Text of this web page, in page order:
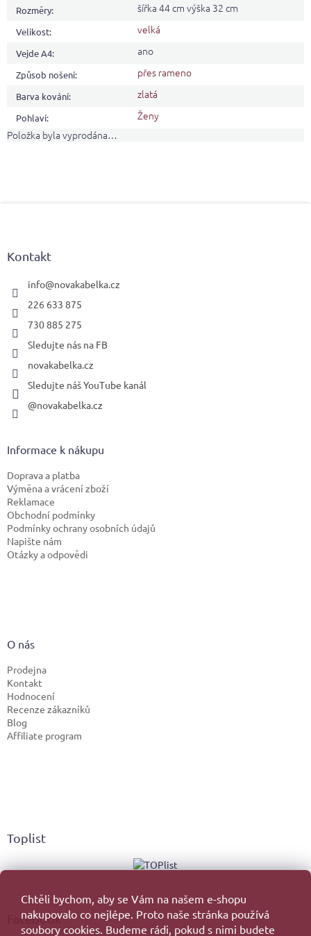
Chtěli bychom, aby se Vám na našem e-shopu
nakupovalo co nejlépe. Proto naše stránka používá
soubory cookies. Budeme rádi, pokud s nimi budete
Rozměry: šířka 44 cm výška 32 cm
Velikost: velká
Vejde A4: ano
Způsob nošení: přes rameno
Barva kování: zlatá
Pohlaví:
Ženy
Položka byla vyprodána…
Kontakt
info@novakabelka.cz
226 633 875
730 885 275
Sledujte nás na FB
novakabelka.cz
Sledujte náš YouTube kanál
@novakabelka.cz
Informace k nákupu
Doprava a platba
Výměna a vrácení zboží
Reklamace
Obchodní podmínky
Podmínky ochrany osobních údajů
Napište nám
Otázky a odpovědi
O nás
Prodejna
Kontakt
Hodnocení
Recenze zákazníků
Blog
Affiliate program
Toplist
Facebook